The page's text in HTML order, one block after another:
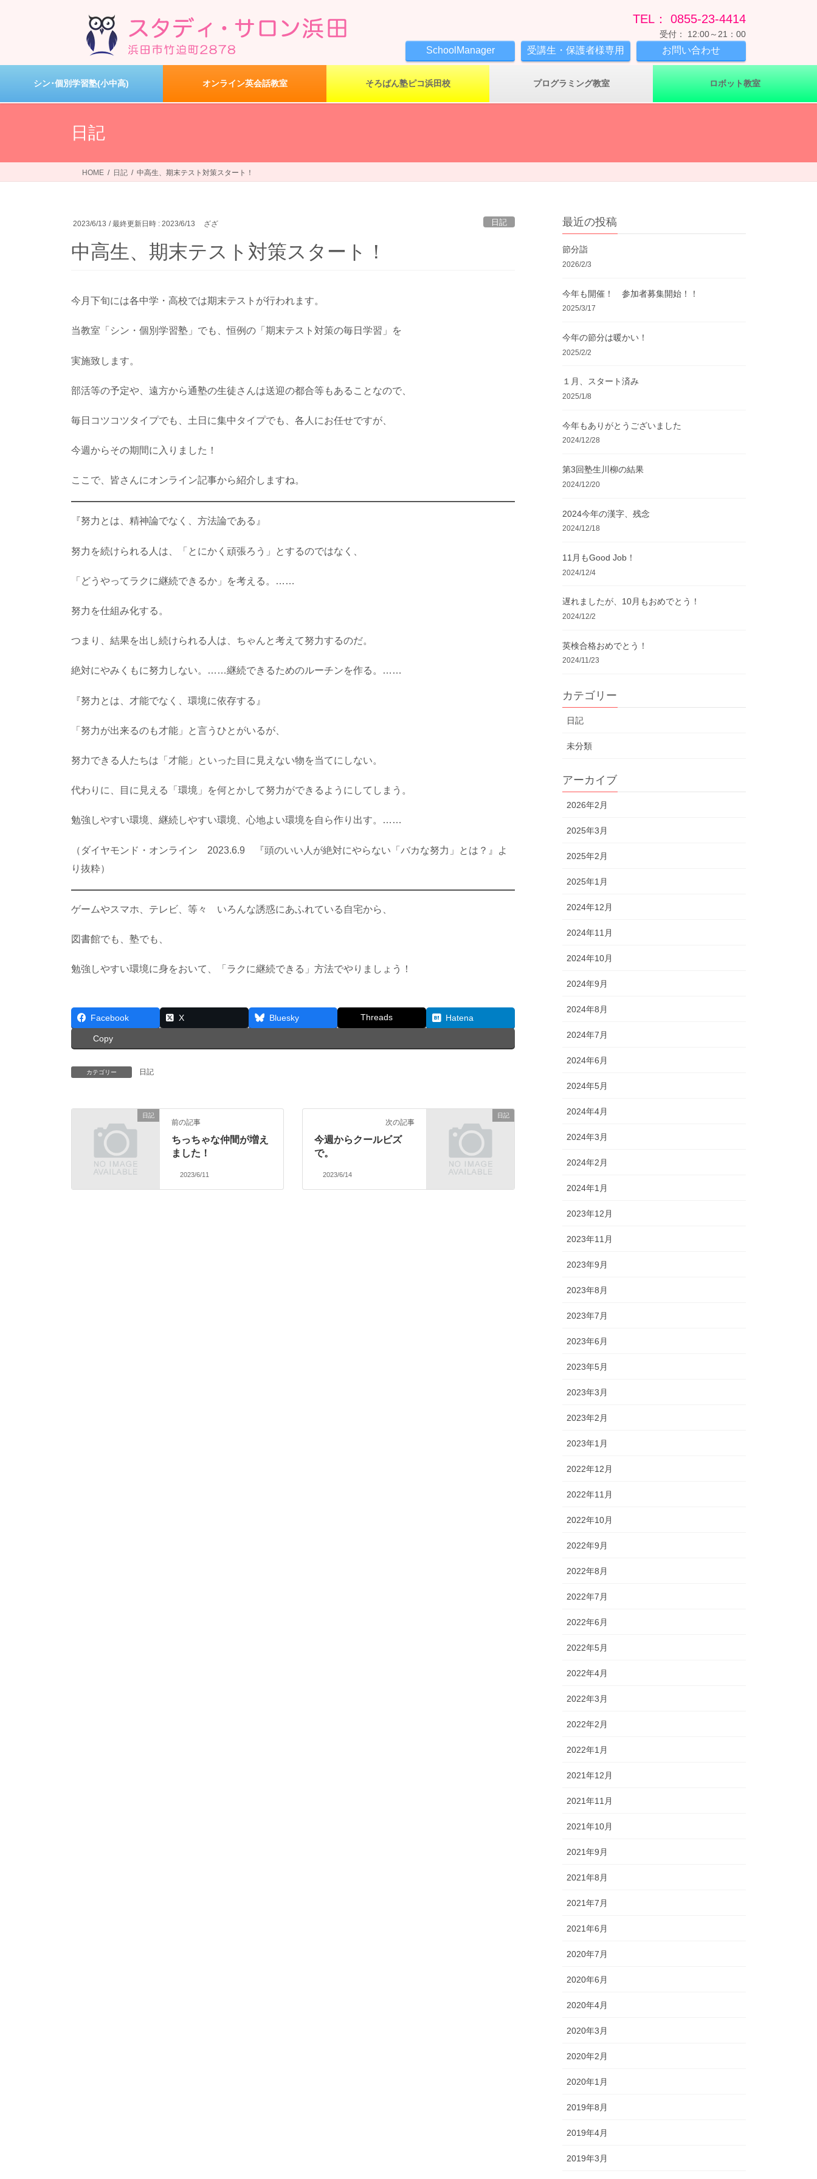
ツ
シ
TEL： 0855-23-4414
受付： 12:00～21：00
SchoolManager 受講生・保護者様専用 お問い合わせ
シン･個別学習塾(小中高) オンライン英会話教室 そろばん塾ピコ浜田校 プログラミング教室 ロボット教室
日記
HOME 日記 中高生、期末テスト対策スタート！
2023/6/13 / 最終更新日時 : 2023/6/13 ざざ 日記
中高生、期末テスト対策スタート！
今月下旬には各中学・高校では期末テストが行われます。
当教室「シン・個別学習塾」でも、恒例の「期末テスト対策の毎日学習」を
実施致します。
部活等の予定や、遠方から通塾の生徒さんは送迎の都合等もあることなので、
毎日コツコツタイプでも、土日に集中タイプでも、各人にお任せですが、
今週からその期間に入りました！
ここで、皆さんにオンライン記事から紹介しますね。
『努力とは、精神論でなく、方法論である』
努力を続けられる人は、「とにかく頑張ろう」とするのではなく、
「どうやってラクに継続できるか」を考える。……
努力を仕組み化する。
つまり、結果を出し続けられる人は、ちゃんと考えて努力するのだ。
絶対にやみくもに努力しない。……継続できるためのルーチンを作る。……
『努力とは、才能でなく、環境に依存する』
「努力が出来るのも才能」と言うひとがいるが、
努力できる人たちは「才能」といった目に見えない物を当てにしない。
代わりに、目に見える「環境」を何とかして努力ができるようにしてしまう。
勉強しやすい環境、継続しやすい環境、心地よい環境を自ら作り出す。……
（ダイヤモンド・オンライン 2023.6.9 『頭のいい人が絶対にやらない「バカな努力」とは？』よ
り抜粋）
ゲームやスマホ、テレビ、等々 いろんな誘惑にあふれている自宅から、
図書館でも、塾でも、
勉強しやすい環境に身をおいて、「ラクに継続できる」方法でやりましょう！
Facebook X Bluesky Threads Hatena
Copy
カテゴリー 日記
日記
前の記事
ちっちゃな仲間が増え
ました！
2023/6/11
日記
次の記事
今週からクールビズ
で。
2023/6/14
最近の投稿
節分詣
2026/2/3
今年も開催！ 参加者募集開始！！
2025/3/17
今年の節分は暖かい！
2025/2/2
１月、スタート済み
2025/1/8
今年もありがとうございました
2024/12/28
第3回塾生川柳の結果
2024/12/20
2024今年の漢字、残念
2024/12/18
11月もGood Job！
2024/12/4
遅れましたが、10月もおめでとう！
2024/12/2
英検合格おめでとう！
2024/11/23
カテゴリー
日記
未分類
アーカイブ
2026年2月
2025年3月
2025年2月
2025年1月
2024年12月
2024年11月
2024年10月
2024年9月
2024年8月
2024年7月
2024年6月
2024年5月
2024年4月
2024年3月
2024年2月
2024年1月
2023年12月
2023年11月
2023年9月
2023年8月
2023年7月
2023年6月
2023年5月
2023年3月
2023年2月
2023年1月
2022年12月
2022年11月
2022年10月
2022年9月
2022年8月
2022年7月
2022年6月
2022年5月
2022年4月
2022年3月
2022年2月
2022年1月
2021年12月
2021年11月
2021年10月
2021年9月
2021年8月
2021年7月
2021年6月
2020年7月
2020年6月
2020年4月
2020年3月
2020年2月
2020年1月
2019年8月
2019年4月
2019年3月